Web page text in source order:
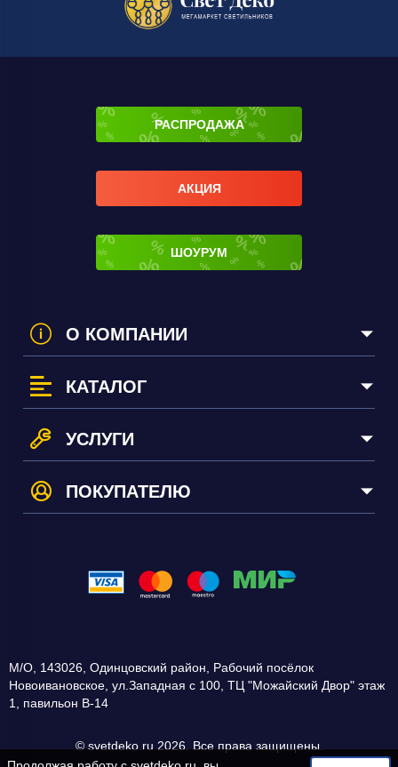
РАСПРОДАЖА
АКЦИЯ
ШОУРУМ
О КОМПАНИИ
КАТАЛОГ
УСЛУГИ
ПОКУПАТЕЛЮ
М/О 143026 Одинцовский район, Рабочий посёлок
Новоивановское ул.Западная с 100, ТЦ "Можайский Двор" этаж
1, павильон В-14
© svetdeko.ru 2026. Все права защищены.